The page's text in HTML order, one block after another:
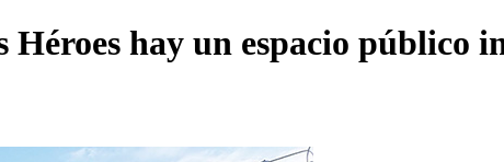
hay un espacio público